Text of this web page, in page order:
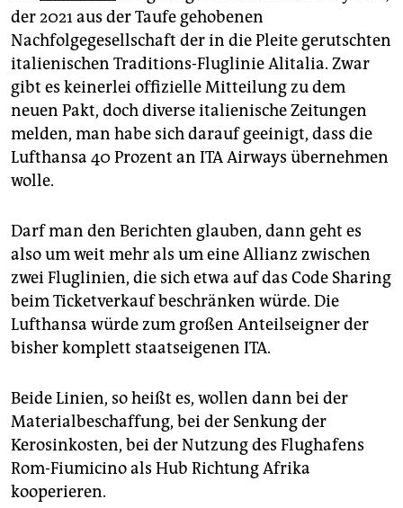
genossenschaft
epaper login
der 2021 aus der Taufe gehobenen
Nachfolgegesellschaft der in die Pleite gerutschten
italienischen Traditions-Fluglinie Alitalia. Zwar
gibt es keinerlei offizielle Mitteilung zu dem
neuen Pakt, doch diverse italienische Zeitungen
melden, man habe sich darauf geeinigt, dass die
Lufthansa 40 Prozent an ITA Airways übernehmen
wolle.
Darf man den Berichten glauben, dann geht es
also um weit mehr als um eine Allianz zwischen
zwei Fluglinien, die sich etwa auf das Code Sharing
beim Ticketverkauf beschränken würde. Die
Lufthansa würde zum großen Anteilseigner der
bisher komplett staatseigenen ITA.
Beide Linien, so heißt es, wollen dann bei der
Materialbeschaffung, bei der Senkung der
Kerosinkosten, bei der Nutzung des Flughafens
Rom-Fiumicino als Hub Richtung Afrika
kooperieren.